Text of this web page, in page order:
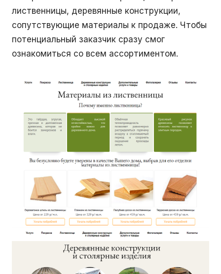
лиственницы, деревянные конструкции,
сопутствующие материалы к продаже. Чтобы
потенциальный заказчик сразу смог
ознакомиться со всем ассортиментом.